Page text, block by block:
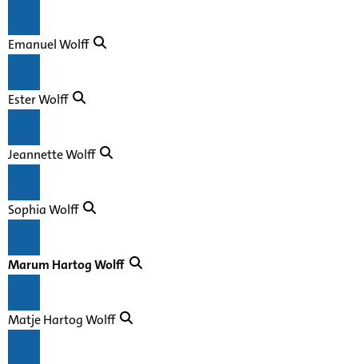
Emanuel Wolff
Ester Wolff
Jeannette Wolff
Sophia Wolff
Marum Hartog Wolff
Matje Hartog Wolff